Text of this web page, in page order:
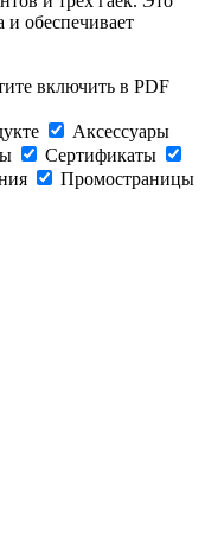
обеспечивает
включить в PDF
Аксессуары
Сертификаты
Промостраницы